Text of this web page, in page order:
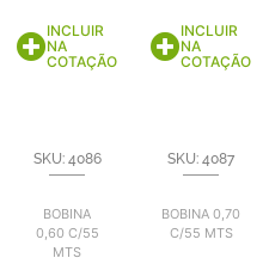
INCLUIR
NA
COTAÇÃO
INCLUIR
NA
COTAÇÃO
SKU: 4086
BOBINA
0,60 C/55
MTS
SKU: 4087
BOBINA 0,70
C/55 MTS